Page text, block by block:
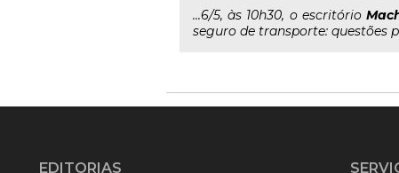
...6/5, às 10h30, o escritório
seguro de transporte: questões
EDITORIAS